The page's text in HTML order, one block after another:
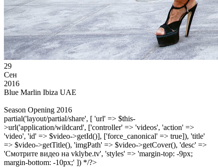
29
Сен
2016
Blue Marlin Ibiza UAE
Season Opening 2016
partial('layout/partial/share', [ 'url' => $this-
>url('application/wildcard', ['controller' => 'videos', 'action' =>
'video', 'id' => $video->getId()], ['force_canonical' => true]), 'title'
=> $video->getTitle(), 'imgPath' => $video->getCover(), 'desc' =>
'Смотрите видео на vklybe.tv', 'styles' => 'margin-top: -9px;
margin-bottom: -10px;' ]) */?>